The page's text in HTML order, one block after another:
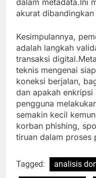
dalam metadata.Ini
akurat
Kesimpulannya,
adalah langkah
transaksi
teknis mengenai
koneksi berjalan,
dan apakah enkripsi
pengguna
semakin kecil
korban phishing,
tiruan dalam proses
Tagged: analisis